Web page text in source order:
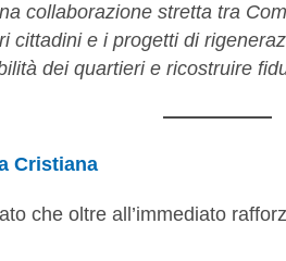
collaborazione stretta tra
cittadini e i progetti di
dei quartieri e ricostruire
Cristiana
che oltre all’immediato